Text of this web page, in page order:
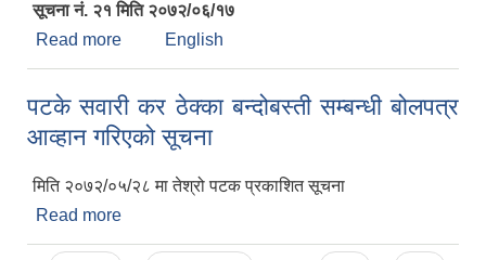
सूचना नं. २१ मिति २०७२/०६/१७
Read more about वैकल्पिक सूचीबाट उम्मेदवार सिफारिस गरिएको
English
पटके सवारी कर ठेक्का बन्दोबस्ती सम्बन्धी बोलपत्र
आव्हान गरिएको सूचना
मिति २०७२/०५/२८ मा तेश्रो पटक प्रकाशित सूचना
Read more